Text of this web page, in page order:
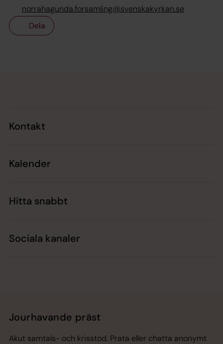
norrahagunda.forsamling@svenskakyrkan.se
Dela
Kontakt
Kalender
Hitta snabbt
Sociala kanaler
Jourhavande präst
Akut samtals- och krisstöd. Prata eller chatta anonymt